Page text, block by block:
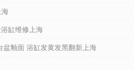
海
缸维修上海
盆釉面 浴缸发黄发黑翻新上海